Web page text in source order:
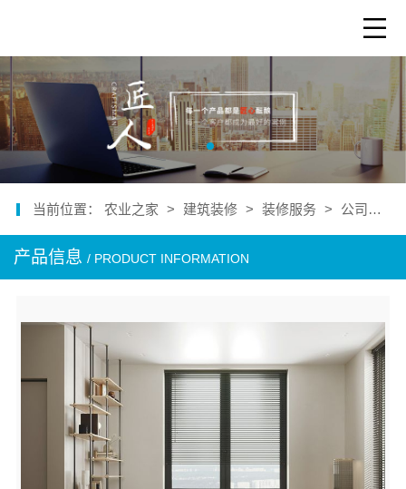
当前位置： 农业之家 > 建筑装修 > 装修服务 > 公司产品
产品信息 / PRODUCT INFORMATION